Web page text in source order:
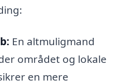
En altmuligmand
området og lokale
en mere